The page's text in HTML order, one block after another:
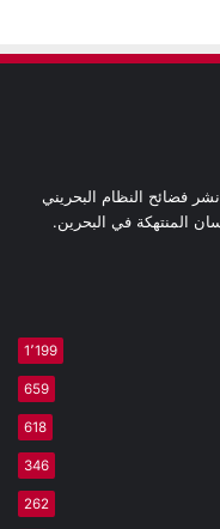
فضائح النظام البحريني
المنتهكة في البحرين.
1٬199
659
618
346
262